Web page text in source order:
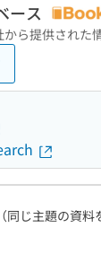
ース
から提供され
同じ主題の資料